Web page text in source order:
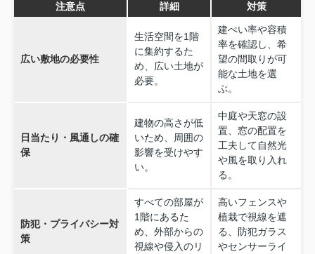
注意点 詳細 対策
広い敷地の必要性
生活空間を1階
に集約するた
め、広い土地が
必要。
建ぺい率や容積
率を確認し、希
望の間取りが可
能な土地を選
ぶ。
日当たり・風通しの確
保
建物の高さが低
いため、周囲の
影響を受けやす
い。
中庭や天窓の設
置、窓の配置を
工夫して自然光
や風を取り入れ
る。
防犯・プライバシー対
策
すべての部屋が
1階にあるた
め、外部からの
視線や侵入のリ
高いフェンスや
植栽で視線を遮
る、防犯ガラス
やセンサーライ